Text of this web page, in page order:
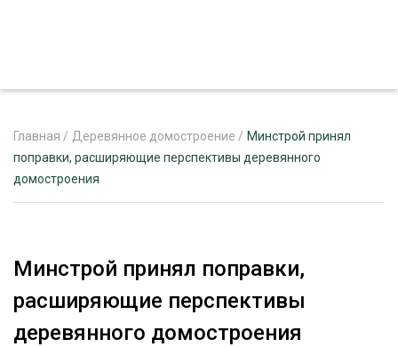
ЖУРНАЛ «ЛЕСНОЙ КОМПЛЕКС»
Главная / Деревянное домостроение / Минстрой принял
поправки, расширяющие перспективы деревянного
домостроения
Минстрой принял поправки,
расширяющие перспективы
деревянного домостроения